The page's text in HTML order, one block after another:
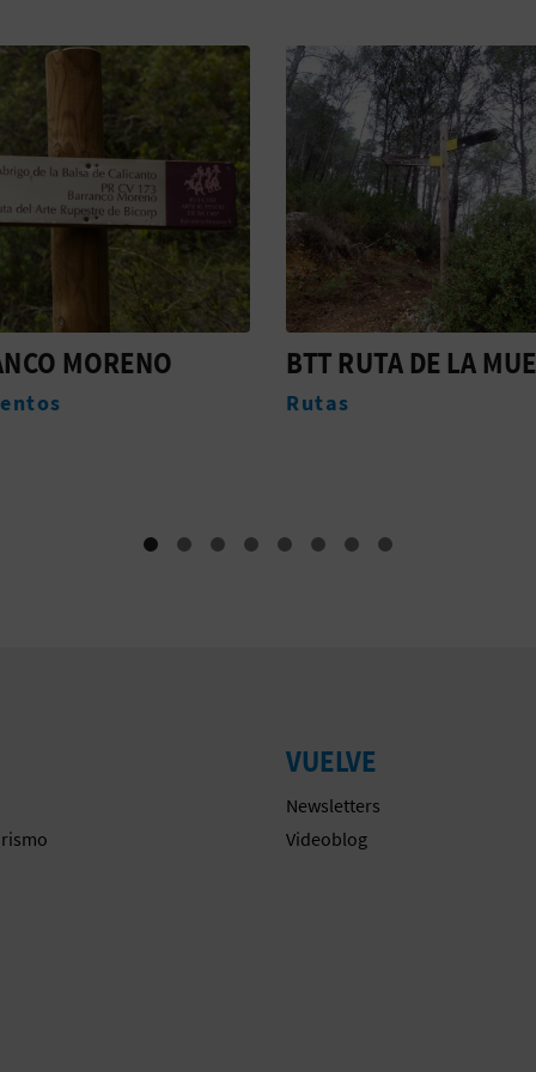
DE LA MUELA CASTILLO PALACIO
SEÑOR DE BICORP
VUELVE
Newsletters
Videoblog